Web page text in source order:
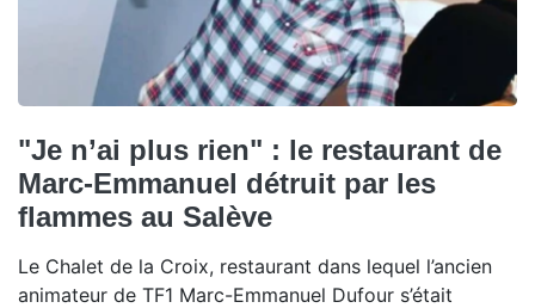
"Je n’ai plus rien" : le restaurant de
Marc-Emmanuel détruit par les
flammes au Salève
Le Chalet de la Croix, restaurant dans lequel l’ancien
animateur de TF1 Marc-Emmanuel Dufour s’était